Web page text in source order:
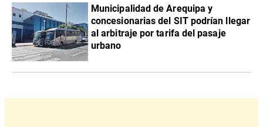
Municipalidad de Arequipa y
concesionarias del SIT podrían llegar
al arbitraje por tarifa del pasaje
urbano